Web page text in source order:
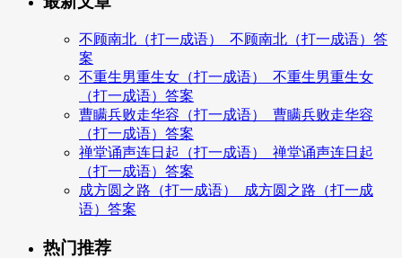
不顾南北（打一成语）_不顾南北（打一成语）答
案
不重生男重生女（打一成语）_不重生男重生女
（打一成语）答案
曹瞒兵败走华容（打一成语）_曹瞒兵败走华容
（打一成语）答案
禅堂诵声连日起（打一成语）_禅堂诵声连日起
（打一成语）答案
成方圆之路（打一成语）_成方圆之路（打一成
语）答案
热门推荐